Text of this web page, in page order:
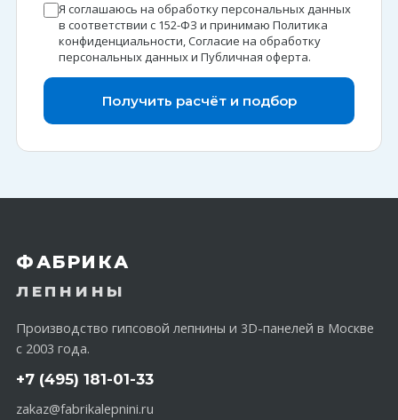
Я соглашаюсь на обработку персональных данных
в соответствии с 152-ФЗ и принимаю Политика
конфиденциальности,Согласие на обработку
персональных данныхи Публичная оферта.
Получить расчёт и подбор
ФАБРИКА
ЛЕПНИНЫ
Производство гипсовой лепнины и 3D-панелей в Москве
с 2003 года.
+7 (495) 181-01-33
zakaz@fabrikalepnini.ru